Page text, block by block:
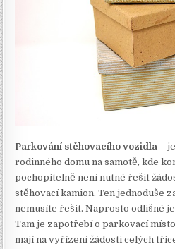
Parkování stěhovacího vozidla –
rodinného domu na samotě, kde
pochopitelně není nutné řešit
stěhovací kamion. Ten jednoduše
nemusíte řešit. Naprosto odlišné
Tam je zapotřebí o parkovací
mají na vyřízení žádosti celých